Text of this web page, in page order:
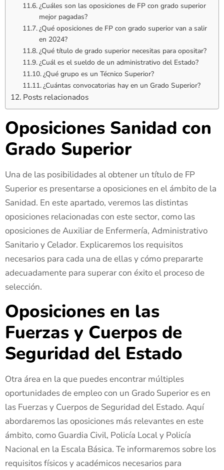
¿Cuáles son las oposiciones de FP con grado superior
mejor pagadas?
¿Qué oposiciones de FP con grado superior van a salir
en 2024?
¿Qué título de grado superior necesitas para opositar?
¿Cuál es el sueldo de un administrativo del Estado?
¿Qué grupo es un Técnico Superior?
¿Cuántas convocatorias hay en un Grado Superior?
Posts relacionados
Oposiciones Sanidad con
Grado Superior
Una de las posibilidades al obtener un título de FP
Superior es presentarse a oposiciones en el ámbito de la
Sanidad. En este apartado, veremos las distintas
oposiciones relacionadas con este sector, como las
oposiciones de Auxiliar de Enfermería, Administrativo
Sanitario y Celador. Explicaremos los requisitos
necesarios para cada una de ellas y cómo prepararte
adecuadamente para superar con éxito el proceso de
selección.
Oposiciones en las
Fuerzas y Cuerpos de
Seguridad del Estado
Otra área en la que puedes encontrar múltiples
oportunidades de empleo con un Grado Superior es en
las Fuerzas y Cuerpos de Seguridad del Estado. Aquí
abordaremos las oposiciones más relevantes en este
ámbito, como Guardia Civil, Policía Local y Policía
Nacional en la Escala Básica. Te informaremos sobre los
requisitos físicos y académicos necesarios para